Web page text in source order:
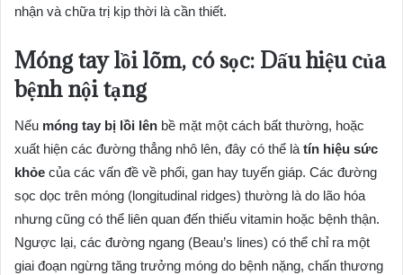
nhận và chữa trị kịp thời là cần thiết.
Móng tay lồi lõm, có sọc: Dấu hiệu của
bệnh nội tạng
Nếu móng tay bị lồi lên bề mặt một cách bất thường, hoặc
xuất hiện các đường thẳng nhô lên, đây có thể là tín hiệu sức
khỏe của các vấn đề về phổi, gan hay tuyến giáp. Các đường
sọc dọc trên móng (longitudinal ridges) thường là do lão hóa
nhưng cũng có thể liên quan đến thiếu vitamin hoặc bệnh thận.
Ngược lại, các đường ngang (Beau’s lines) có thể chỉ ra một
giai đoạn ngừng tăng trưởng móng do bệnh nặng, chấn thương